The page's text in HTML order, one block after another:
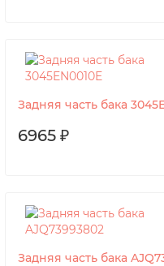
Задняя часть бака
6965 ₽
Задняя часть бака